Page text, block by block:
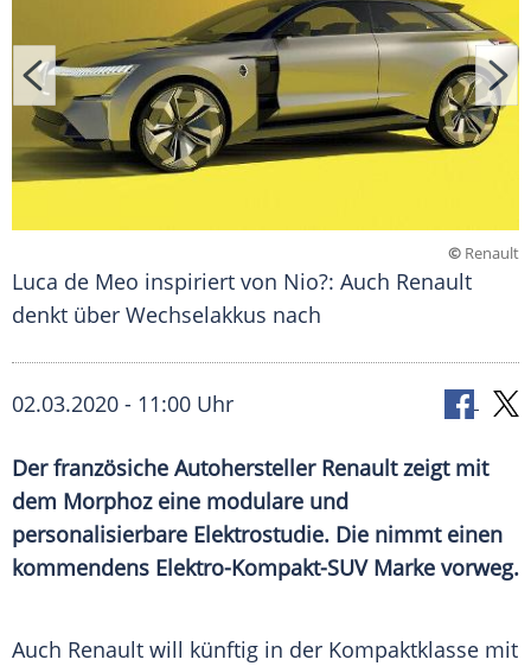
© Renault
Luca de Meo inspiriert von Nio?: Auch Renault
denkt über Wechselakkus nach
02.03.2020 - 11:00 Uhr
Der französiche Autohersteller Renaultzeigt mit
dem Morphoz eine modulare und
personalisierbare Elektrostudie. Die nimmt einen
kommendens Elektro-Kompakt-SUV Marke vorweg.
Auch Renault will künftig in der Kompaktklasse mit